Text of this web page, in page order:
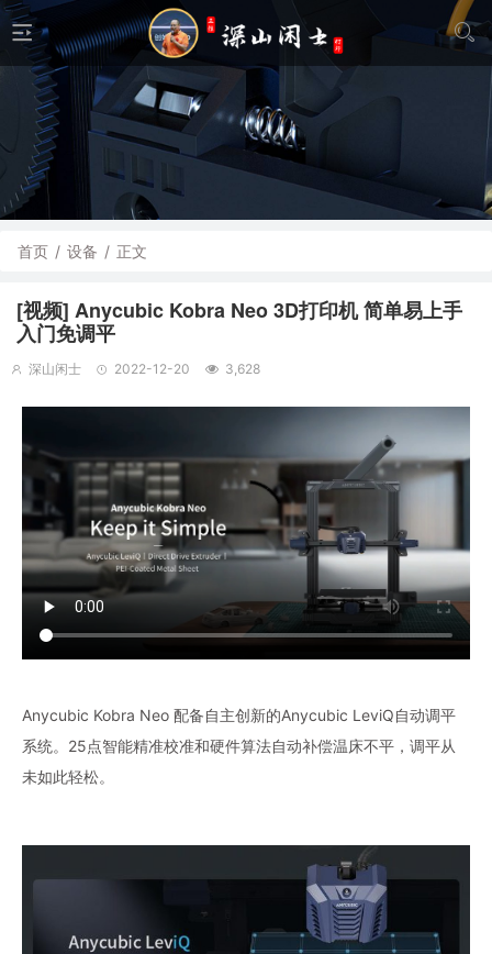
首页 / 设备 / 正文
[视频] Anycubic Kobra Neo 3D打印机 简单易上手
入门免调平
深山闲士 2022-12-20 3,628
Anycubic Kobra Neo 配备自主创新的Anycubic LeviQ自动调平
系统。25点智能精准校准和硬件算法自动补偿温床不平，调平从
未如此轻松。